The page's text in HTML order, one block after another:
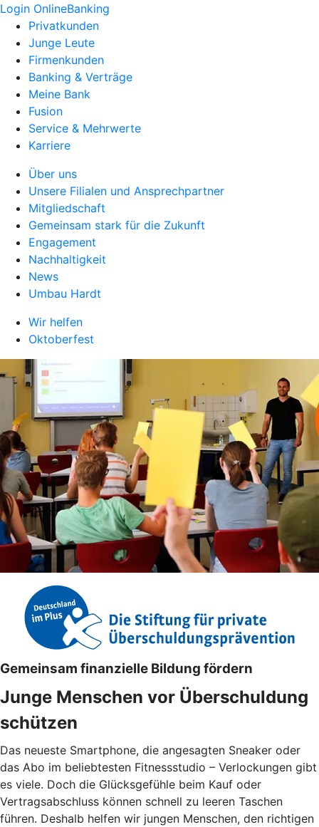
Login OnlineBanking
Privatkunden
Junge Leute
Firmenkunden
Banking & Verträge
Meine Bank
Fusion
Service & Mehrwerte
Karriere
Über uns
Unsere Filialen und Ansprechpartner
Mitgliedschaft
Gemeinsam stark für die Zukunft
Engagement
Nachhaltigkeit
News
Umbau Hardt
Wir helfen
Oktoberfest
Gemeinsam finanzielle Bildung fördern
Junge Menschen vor Überschuldung
schützen
Das neueste Smartphone, die angesagten Sneaker oder
das Abo im beliebtesten Fitnessstudio – Verlockungen gibt
es viele. Doch die Glücksgefühle beim Kauf oder
Vertragsabschluss können schnell zu leeren Taschen
führen. Deshalb helfen wir jungen Menschen, den richtigen